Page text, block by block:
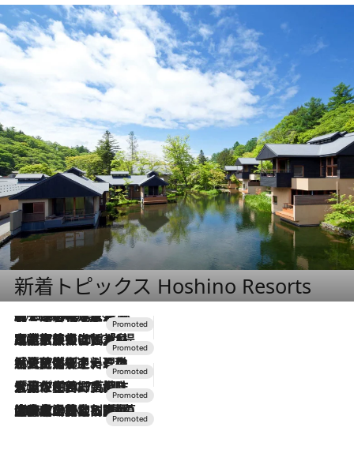
新着トピックス Hoshino Resorts
2026.8.7
【トンボの足水浴】ヒノキの香りに包まれて涼感マックス！約13℃の湧水かけ流しを避暑地「星野温泉 トンボの湯」で体験
2026.7.31
【ホテル帰省】という選択肢をOMOが提案。家族とほどよい距離を保つには「昼は実家、夜は気兼ねなくホテルで！」
2026.7.24
【夏限定ディナーコース】旬を迎える稚鮎や花ズッキーニなどをイタリア・トスカーナの郷土料理の手法で満喫！
2026.7.17
「土佐和ハーブかき氷」がOMO7高知に登場！生姜、山椒、大葉など目にも舌にも涼を呼ぶ郷土の味
2026.7.10
NEW OPEN！【界 草津】名湯の地に誕生。趣の異なる2種の温泉と上州ならではの会席・蕎麦割烹など美食を味わう究極の癒やし旅